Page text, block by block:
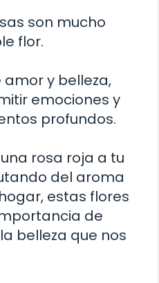
son mucho
flor.
y belleza,
emociones y
profundos.
rosa roja a tu
del aroma
estas flores
de
belleza que nos